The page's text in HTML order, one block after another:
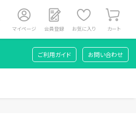
マイページ 会員登録 お気に入り カート
ご利用ガイド お問い合わせ